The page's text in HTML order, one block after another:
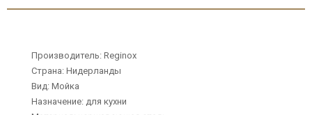
Производитель: Reginox
Страна: Нидерланды
Вид: Мойка
Назначение: для кухни